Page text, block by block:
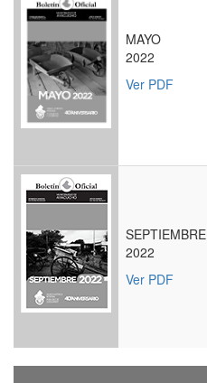
MAYO
2022
Ver PDF
SEPTIEMBRE
2022
Ver PDF